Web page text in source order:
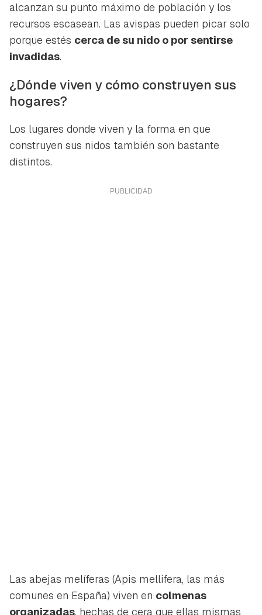
Para poder guardar como favorito, primero has de
iniciar sesión con tu cuenta de Hogarmanía.
alcanzan su punto máximo de población y los
recursos escasean. Las avispas pueden picar solo
porque estés cerca de su nido o por sentirse
invadidas.
¿Dónde viven y cómo construyen sus
hogares?
Los lugares donde viven y la forma en que
construyen sus nidos también son bastante
distintos.
Las abejas melíferas (Apis mellifera, las más
comunes en España) viven en colmenas
organizadas, hechas de cera que ellas mismas
Contenido enviado
Gracias por suscribirte a nuestro boletín.
ACEPTAR